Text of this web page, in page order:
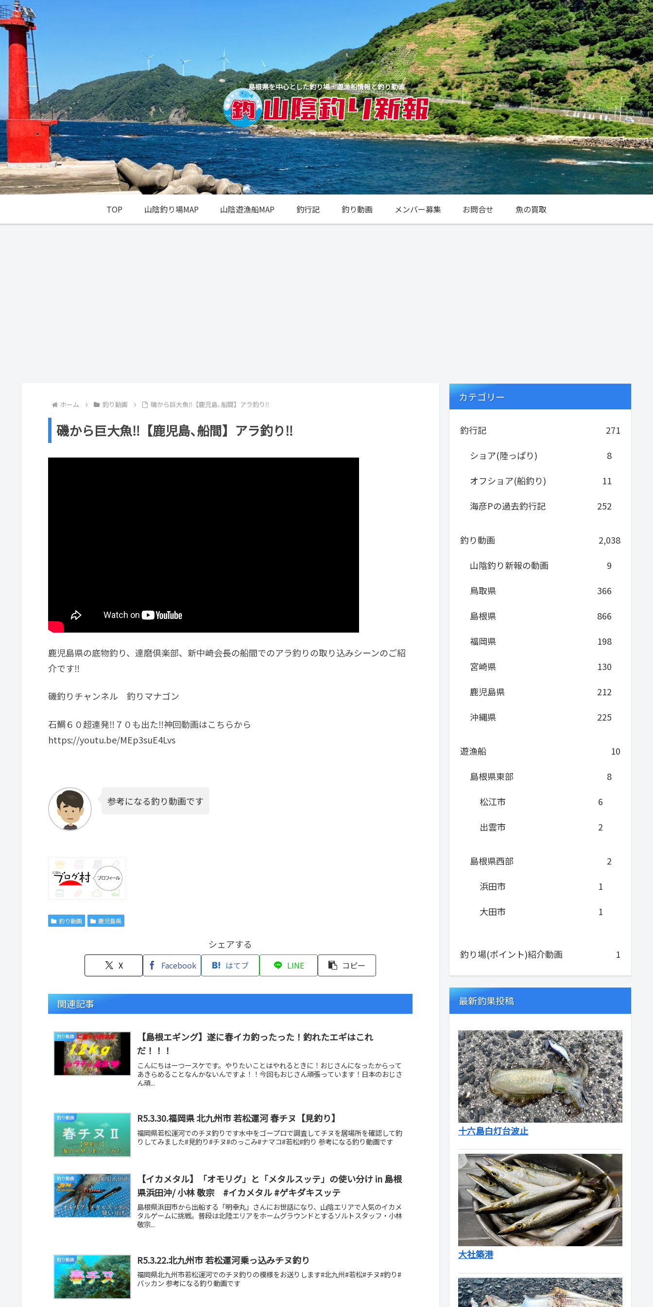
島根県を中心とした釣り場・遊漁船情報と釣り動画
TOP 山陰釣り場MAP 山陰遊漁船MAP 釣行記 釣り動画 メンバー募集 お問合せ 魚の買取
ホーム 釣り動画 磯から巨大魚‼︎【鹿児島､船間】アラ釣り‼︎
磯から巨大魚‼︎【鹿児島､船間】アラ釣り‼︎
鹿児島県の底物釣り、達磨倶楽部、新中崎会長の船間でのアラ釣りの取り込みシーンのご紹
介です‼︎
磯釣りチャンネル 釣りマナゴン
石鯛６０超連発‼︎７０も出た‼︎神回動画はこちらから
https://youtu.be/MEp3suE4Lvs
参考になる釣り動画です
釣り動画 鹿児島県
シェアする
X Facebook はてブ LINE コピー
関連記事
釣り動画
【島根エギング】遂に春イカ釣ったった！釣れたエギはこれ
だ！！！
こんにちはーつースケです。やりたいことはやれるときに！おじさんになったからって
あきらめることなんかないんですよ！！今回もおじさん頑張っています！日本のおじさ
ん頑...
釣り動画 R5.3.30.福岡県 北九州市 若松運河 春チヌ【見釣り】
福岡県若松運河でのチヌ釣りです水中をゴープロで調査してチヌを居場所を確認して釣
りしてみました#見釣り#チヌ#のっこみ#ナマコ#若松#釣り 参考になる釣り動画です
釣り動画
【イカメタル】「オモリグ」と「メタルスッテ」の使い分け in 島根
県浜田沖/ 小林 敬宗 #イカメタル #ゲキダキスッテ
島根県浜田市から出船する「明幸丸」さんにお世話になり、山陰エリアで人気のイカメ
タルゲームに挑戦。普段は北陸エリアをホームグラウンドとするソルトスタッフ・小林
敬宗...
釣り動画 R5.3.22.北九州市 若松運河乗っ込みチヌ釣り
福岡県北九州市若松運河でのチヌ釣りの模様をお送りします#北九州#若松#チヌ#釣り#
バッカン 参考になる釣り動画です
カテゴリー
釣行記
271
ショア(陸っぱり)
8
オフショア(船釣り)
11
海彦Pの過去釣行記
252
釣り動画
2,038
山陰釣り新報の動画
9
鳥取県
366
島根県
866
福岡県
198
宮崎県
130
鹿児島県
212
沖縄県
225
遊漁船
10
島根県東部
8
松江市
6
出雲市
2
島根県西部
2
浜田市
1
大田市
1
釣り場(ポイント)紹介動画 1
最新釣果投稿
十六島白灯台波止
大社築港